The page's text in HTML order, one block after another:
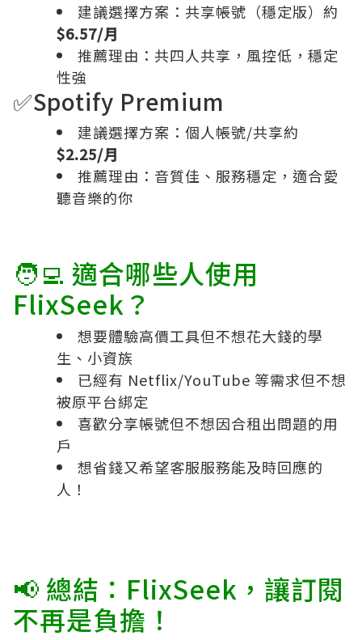
建議選擇方案：共享帳號（穩定版）約
$6.57/月
推薦理由：共四人共享，風控低，穩定
性強
✅Spotify Premium
建議選擇方案：個人帳號/共享約
$2.25/月
推薦理由：音質佳、服務穩定，適合愛
聽音樂的你
🧑‍💻 適合哪些人使用
FlixSeek？
想要體驗高價工具但不想花大錢的學
生、小資族
已經有 Netflix/YouTube 等需求但不想
被原平台綁定
喜歡分享帳號但不想因合租出問題的用
戶
想省錢又希望客服服務能及時回應的
人！
📢 總結：FlixSeek，讓訂閱
不再是負擔！